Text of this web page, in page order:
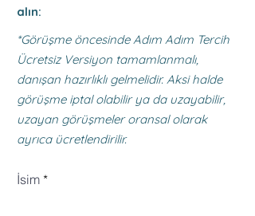
alın:
*Görüşme öncesinde Adım Adım Tercih
Ücretsiz Versiyon tamamlanmalı,
danışan hazırlıklı gelmelidir. Aksi halde
görüşme iptal olabilir ya da uzayabilir,
uzayan görüşmeler oransal olarak
ayrıca ücretlendirilir.
İsim